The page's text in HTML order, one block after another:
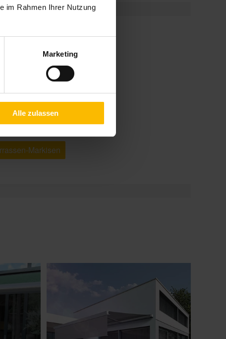
im Rahmen Ihrer Nutzung
Marketing
Alle zulassen
Markisen